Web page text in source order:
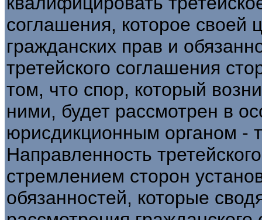
соглашения, которое своей
гражданских прав и
третейского соглашения
том, что спор, который
ними, будет рассмотрен в
юрисдикционным органом -
Направленность
стремлением сторон
обязанностей, которые